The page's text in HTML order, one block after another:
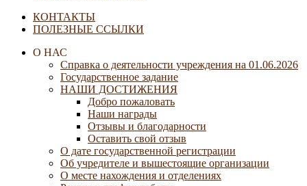
КОНТАКТЫ
ПОЛЕЗНЫЕ ССЫЛКИ
О НАС
Справка о деятельности учреждения на 01.06.2026
Государственное задание
НАШИ ДОСТИЖЕНИЯ
Добро пожаловать
Наши награды
Отзывы и благодарности
Оставить свой отзыв
О дате государственной регистрации
Об учредителе и вышестоящие организации
О месте нахождения и отделениях